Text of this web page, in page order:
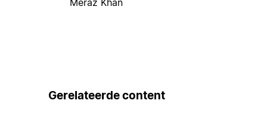
Gerelateerde content